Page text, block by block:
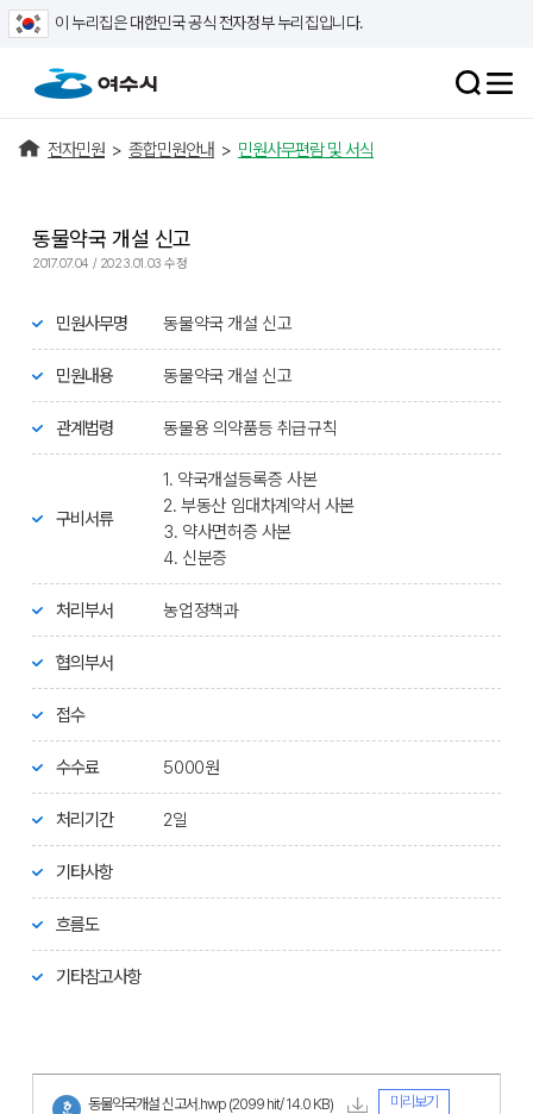
이 누리집은 대한민국 공식 전자정부 누리집입니다.
전자민원 > 종합민원안내 > 민원사무편람 및 서식
동물약국 개설 신고
2017.07.04 / 2023.01.03 수정
민원사무명 동물약국 개설 신고
민원내용 동물약국 개설 신고
관계법령 동물용 의약품등 취급규칙
구비서류
1. 약국개설등록증 사본
2. 부동산 임대차계약서 사본
3. 약사면허증 사본
4. 신분증
처리부서 농업정책과
협의부서
접수
수수료 5000원
처리기간 2일
기타사항
흐름도
기타참고사항
동물약국개설 신고서.hwp (2099 hit/ 14.0 KB) 미리보기